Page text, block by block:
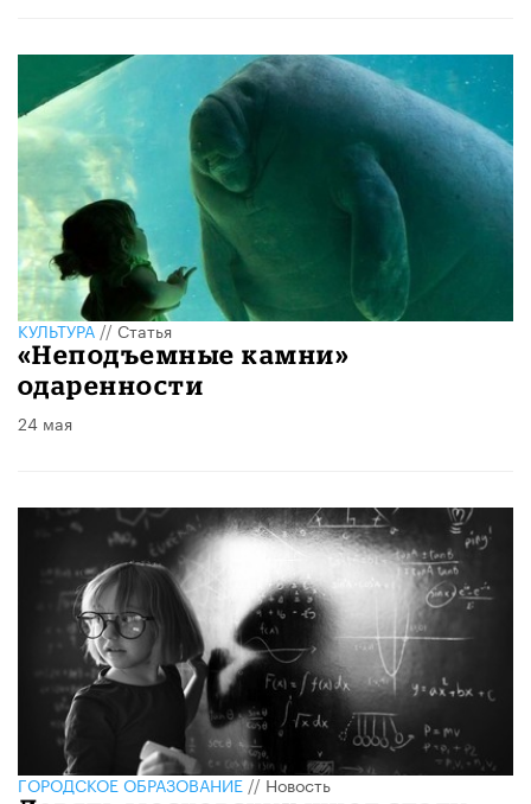
КУЛЬТУРА//Статья
«Неподъемные камни»
одаренности
24 мая
ГОРОДСКОЕ ОБРАЗОВАНИЕ//Новость